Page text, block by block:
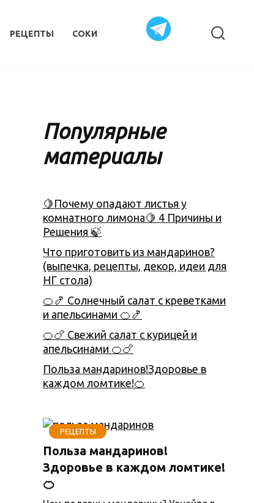
РЕЦЕПТЫ СОКИ
Популярные
материалы
🍋Почему опадают листья у
комнатного лимона🍋 4 Причины и
Решения 🍃
Что приготовить из мандаринов?
(выпечка, рецепты, декор, идеи для
НГ стола)
🍊🍤 Солнечный салат с креветками
и апельсинами 🍊🍤
🍊🍗 Свежий салат с курицей и
апельсинами 🍊🍗
Польза мандаринов!Здоровье в
каждом ломтике!🍊
РЕЦЕПТЫ
Польза мандаринов!
Здоровье в каждом ломтике!
🍊